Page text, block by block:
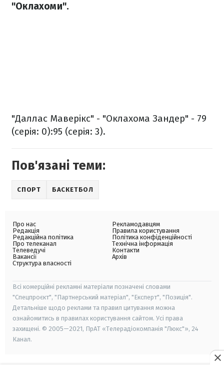
"Оклахоми".
"Даллас Маверікс" - "Оклахома Зандер" - 79
(серія: 0):95 (серія: 3).
Пов'язані теми:
СПОРТ БАСКЕТБОЛ
Про нас
Редакція
Редакційна політика
Про телеканал
Телеведучі
Вакансії
Структура власності
Рекламодавцям
Правила користування
Політика конфіденційності
Технічна інформація
Контакти
Архів
Всі комерційні рекламні матеріали позначені словами
"Спецпроєкт", "Партнерський матеріал", "Експерт", "Позиція".
Детальніше щодо реклами та правил цитування можна
ознайомитись в правилах користування сайтом. Усі права
захищені. © 2005—2021, ПрАТ «Телерадіокомпанія "Люкс"», 24
Канал.